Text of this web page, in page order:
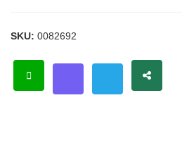
SKU: 0082692